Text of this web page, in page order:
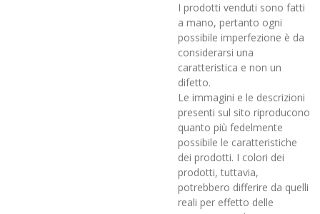
I prodotti venduti sono fatti
a mano, pertanto ogni
possibile imperfezione è da
considerarsi una
caratteristica e non un
difetto.
Le immagini e le descrizioni
presenti sul sito riproducono
quanto più fedelmente
possibile le caratteristiche
dei prodotti. I colori dei
prodotti, tuttavia,
potrebbero differire da quelli
reali per effetto delle